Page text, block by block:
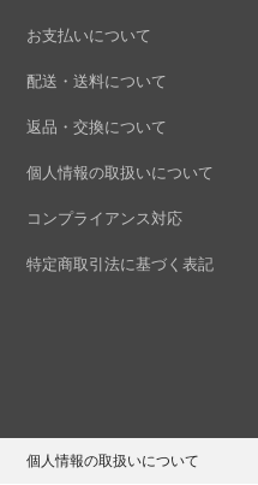
お支払いについて
配送・送料について
返品・交換について
個人情報の取扱いについて
コンプライアンス対応
特定商取引法に基づく表記
個人情報の取扱いについて